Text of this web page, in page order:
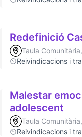
Redefinició
Taula
Reivindicacions i
Malestar
adolescent
Taula
Reivindicacions i